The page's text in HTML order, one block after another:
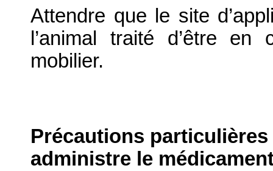
Attendre que le site
l’animal traité d’être
mobilier.
Précautions
administre le